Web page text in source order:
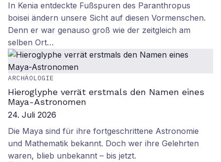
In Kenia entdeckte Fußspuren des Paranthropus
boisei ändern unsere Sicht auf diesen Vormenschen.
Denn er war genauso groß wie der zeitgleich am
selben Ort…
ARCHÄOLOGIE
Hieroglyphe verrät erstmals den Namen eines
Maya-Astronomen
24. Juli 2026
Die Maya sind für ihre fortgeschrittene Astronomie
und Mathematik bekannt. Doch wer ihre Gelehrten
waren, blieb unbekannt – bis jetzt.